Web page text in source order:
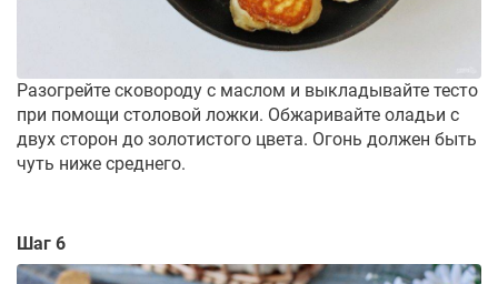
Разогрейте сковороду с маслом и выкладывайте тесто
при помощи столовой ложки. Обжаривайте оладьи с
двух сторон до золотистого цвета. Огонь должен быть
чуть ниже среднего.
Шаг 6